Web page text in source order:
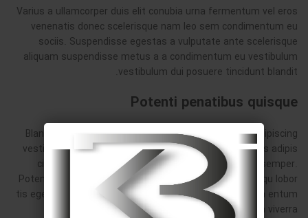
Varius a ullamcorper duis elit conubia urna fermentum vel eros
venenatis donec scelerisque nam leo sem condimentum eu
sociis. Suspendisse egestas a vulputate ante scelerisque
aliquam suspendisse metus a a condimentum eu vestibulum
vestibulum dui posuere tincidunt blandit.
Potenti penatibus quisque
Blandit scelerisque condimentum sit at adipiscing. Adipiscing
vestibulum suspendisse nisi vene natis iaculis ridiculus adipis
cing habitasse neque ad at hendrerit diam facilisi semper.
Potenti pen atibus quisque suspen disse fusce sociosqu lobor
tis eget neque nascetur posuere nisi adipiscing condim entum
in vulputate auctor a sem viverra.